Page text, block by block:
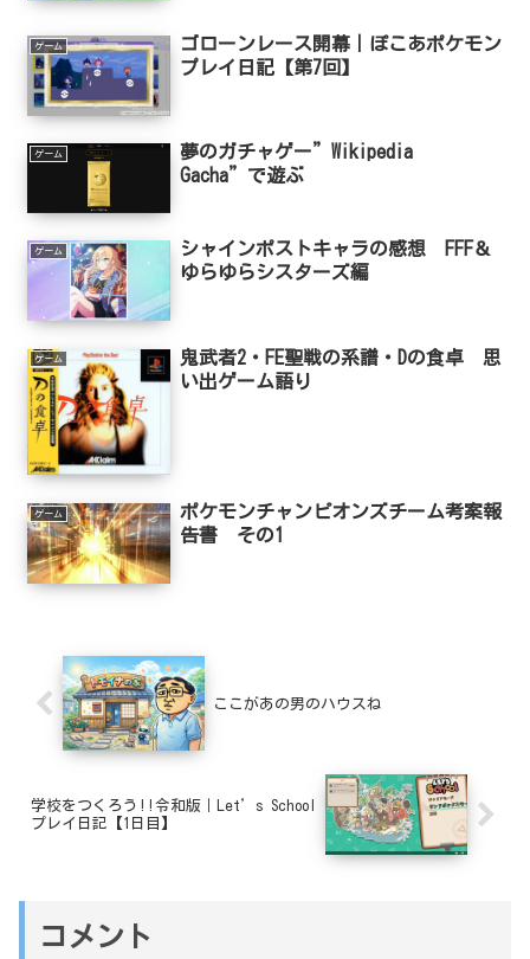
ゲーム
ゴローンレース開幕｜ぽこあポケモン
プレイ日記【第7回】
ゲーム
夢のガチャゲー”Wikipedia
Gacha”で遊ぶ
ゲーム
シャインポストキャラの感想 FFF＆
ゆらゆらシスターズ編
ゲーム
鬼武者2・FE聖戦の系譜・Dの食卓 思
い出ゲーム語り
ゲーム
ポケモンチャンピオンズチーム考案報
告書 その1
ここがあの男のハウスね
学校をつくろう!!令和版｜Let’s School
プレイ日記【1日目】
コメント